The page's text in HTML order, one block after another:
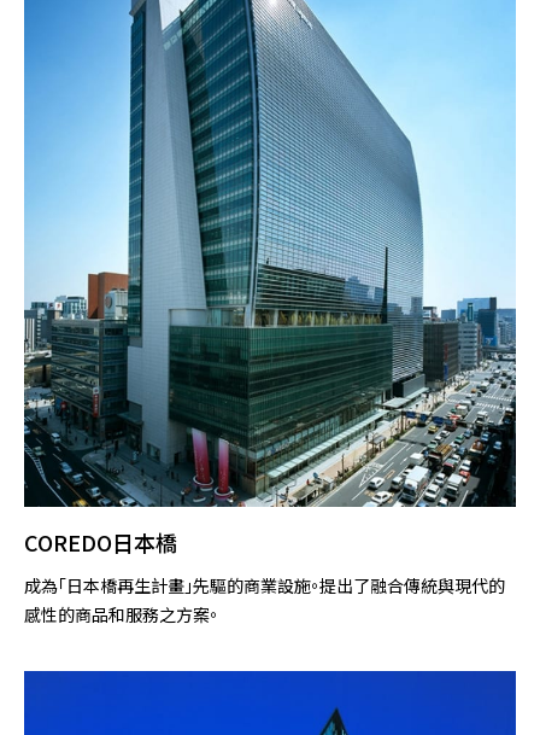
COREDO日本橋
成為「日本橋再生計畫」先驅的商業設施。提出了融合傳統與現代的
感性的商品和服務之方案。